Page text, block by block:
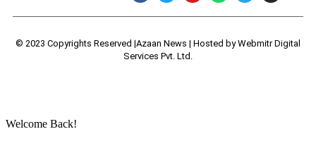
© 2023 Copyrights Reserved |Azaan News | Hosted byWebmitr Digital
Services Pvt. Ltd.
Welcome Back!